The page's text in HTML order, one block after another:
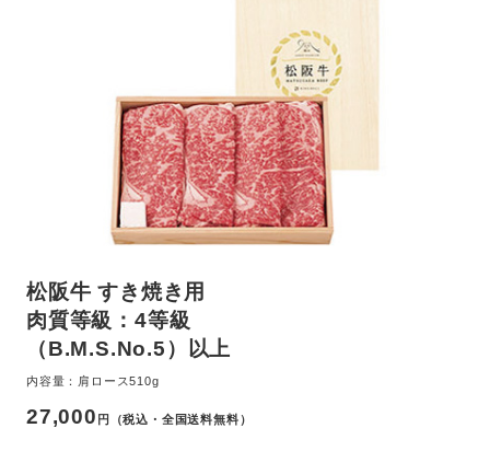
松阪牛 すき焼き用
肉質等級：4等級
（B.M.S.No.5）以上
内容量：肩ロース510g
27,000 円（税込・全国送料無料）